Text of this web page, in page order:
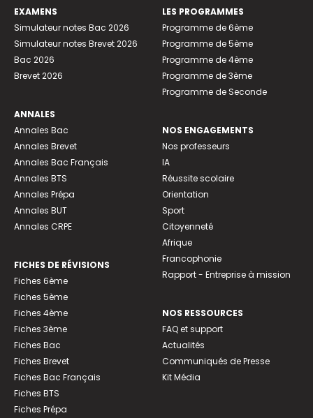
EXAMENS
Simulateur notes Bac 2026
Simulateur notes Brevet 2026
Bac 2026
Brevet 2026
ANNALES
Annales Bac
Annales Brevet
Annales Bac Français
Annales BTS
Annales Prépa
Annales BUT
Annales CRPE
FICHES DE RÉVISIONS
Fiches 6ème
Fiches 5ème
Fiches 4ème
Fiches 3ème
Fiches Bac
Fiches Brevet
Fiches Bac Français
Fiches BTS
Fiches Prépa
LES PROGRAMMES
Programme de 6ème
Programme de 5ème
Programme de 4ème
Programme de 3ème
Programme de Seconde
NOS ENGAGEMENTS
Nos professeurs
IA
Réussite scolaire
Orientation
Sport
Citoyenneté
Afrique
Francophonie
Rapport - Entreprise à mission
NOS RESSOURCES
FAQ et support
Actualités
Communiqués de Presse
Kit Média